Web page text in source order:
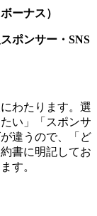
ーナス）
ポンサー・SNS
わたります。選
い」「スポンサ
違うので、「ど
書に明記してお
す。